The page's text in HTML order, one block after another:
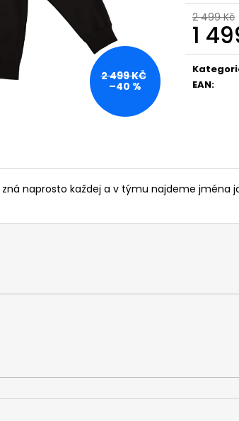
2 499 Kč
1
Měrná
cena:
EAN:
2 499 KČ
–40 %
naprosto každej a v týmu najdeme jména